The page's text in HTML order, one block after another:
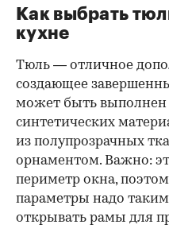
Как выбрать
кухне
Тюль — отличное
создающее
может быть выполнен
синтетических
из полупрозрачных
орнаментом. Важно:
периметр окна,
параметры надо
открывать рамы для